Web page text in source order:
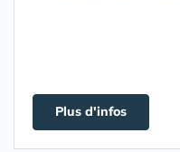
Plus d'infos